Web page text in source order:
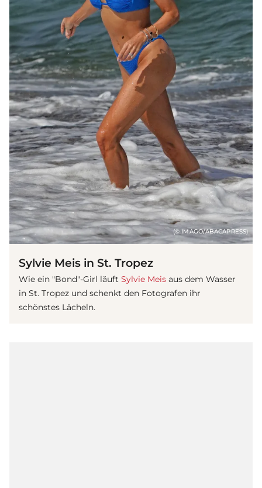
(© IMAGO/ABACAPRESS)
Sylvie Meis in St. Tropez
Wie ein "Bond"-Girl läuft Sylvie Meis aus dem Wasser
in St. Tropez und schenkt den Fotografen ihr
schönstes Lächeln.